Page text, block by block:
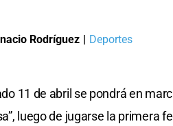
Rodríguez | Deportes
11 de abril se pondrá en
luego de jugarse la primera